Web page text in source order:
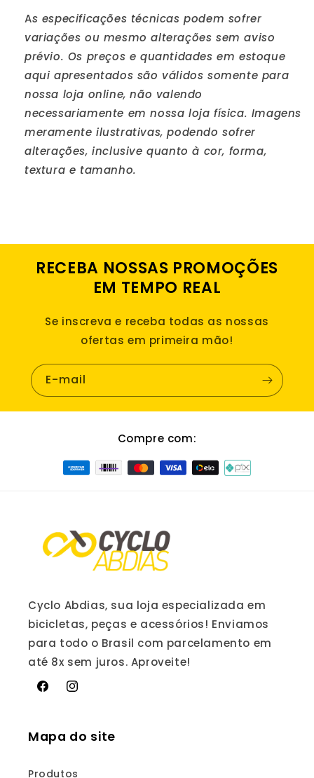
As especificações técnicas podem sofrer
variações ou mesmo alterações sem aviso
prévio. Os preços e quantidades em estoque
aqui apresentados são válidos somente para
nossa loja online, não valendo
necessariamente em nossa loja física. Imagens
meramente ilustrativas, podendo sofrer
alterações, inclusive quanto à cor, forma,
textura e tamanho.
RECEBA NOSSAS PROMOÇÕES
EM TEMPO REAL
Se inscreva e receba todas as nossas
ofertas em primeira mão!
E-mail
Compre com:
Cyclo Abdias, sua loja especializada em
bicicletas, peças e acessórios! Enviamos
para todo o Brasil com parcelamento em
até 8x sem juros. Aproveite!
FacebookInstagram
Mapa do site
Produtos